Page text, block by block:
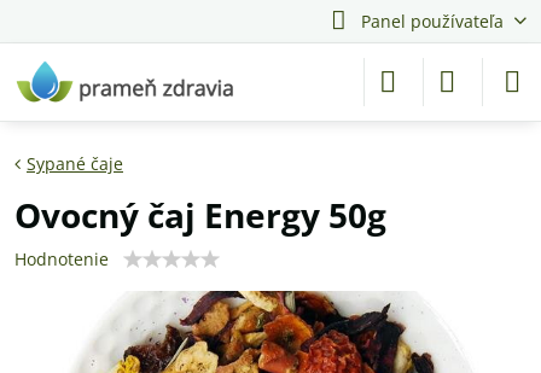
Panel používateľa
Sypané čaje
Ovocný čaj Energy 50g
Hodnotenie